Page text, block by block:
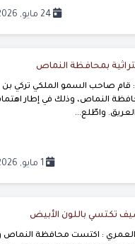
24 مايو, 2026
بمحافظة النماص
قام صاحب السمو الملكي تركي
النماص، وذلك في إطار
واطّلع...
1 مايو, 2026
تكتسي باللون الأبيض